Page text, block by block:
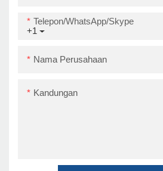
+1
Telepon/WhatsApp/Skype
Nama Perusahaan
Kandungan